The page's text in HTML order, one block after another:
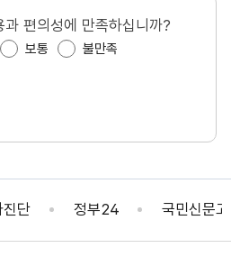
과 편의성에 만족하십니까?
보통
불만족
국민신문고 정부포상